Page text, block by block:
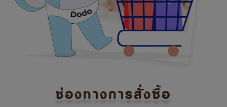
ช่องทางการสั่งซื้อ